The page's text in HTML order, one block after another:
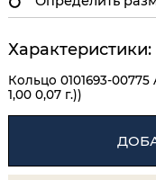
Характеристики:
Кольцо 0101693-
1,00 0,07 г.))